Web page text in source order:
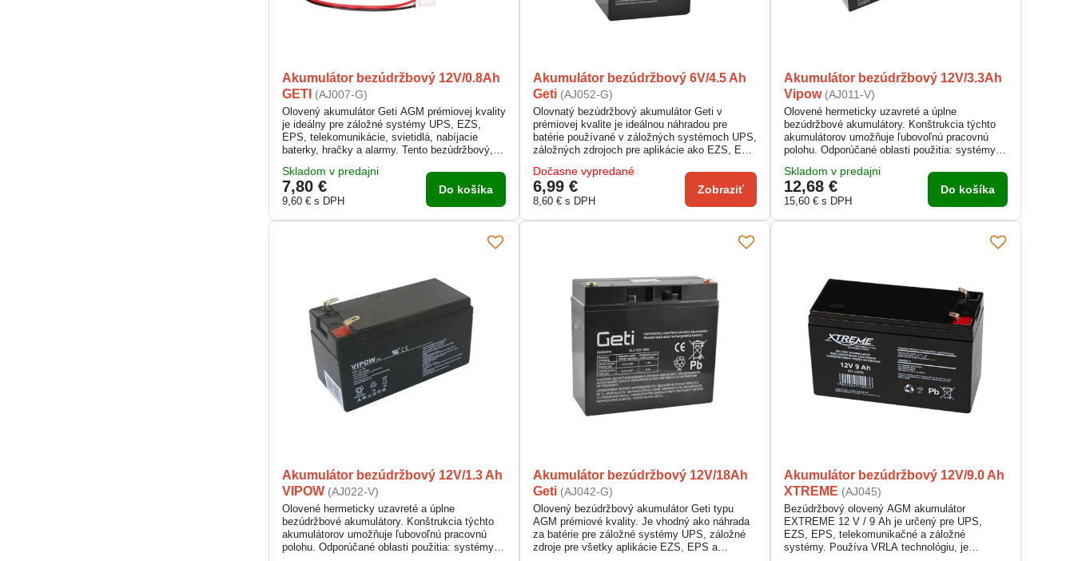
Akumulátor bezúdržbový 12V/0.8Ah
GETI (AJ007-G)
Olovený akumulátor Geti AGM prémiovej kvality
je ideálny pre záložné systémy UPS, EZS,
EPS, telekomunikácie, svietidlá, nabíjacie
baterky, hračky a alarmy. Tento bezúdržbový,
prevádzku v akejkoľvek polohe, čo z neho robí
spoľahlivé riešenie pre rôzne aplikácie. Vhodný
je pre zariadenia vyžadujúce nepretržitú
Skladom v predajni
7,80 €
9,60 €s DPH
Do košíka
Akumulátor bezúdržbový 6V/4.5 Ah
Geti (AJ052-G)
Olovnatý bezúdržbový akumulátor Geti v
prémiovej kvalite je ideálnou náhradou pre
batérie používané v záložných systémoch UPS,
záložných zdrojoch pre aplikácie ako EZS, EPS
a nabíjacie baterky. Je vhodný tiež pre hračky,
riadiace systémy, alarmy a rôzne výstražné
mobilné a signalizačné zariadenia. Tento
Dočasne vypredané
6,99 €
8,60 €s DPH
Zobraziť
Akumulátor bezúdržbový 12V/3.3Ah
Vipow (AJ011-V)
Olovené hermeticky uzavreté a úplne
bezúdržbové akumulátory. Konštrukcia týchto
akumulátorov umožňuje ľubovoľnú pracovnú
polohu. Odporúčané oblasti použitia: systémy
telekomunikácie, záložné svietidlá a nabíjacie
svietidlá, výstražné mobilné a signalizačné
zariadenia a pod.
Skladom v predajni
12,68 €
15,60 €s DPH
Do košíka
Akumulátor bezúdržbový 12V/1.3 Ah
VIPOW (AJ022-V)
Olovené hermeticky uzavreté a úplne
bezúdržbové akumulátory. Konštrukcia týchto
akumulátorov umožňuje ľubovoľnú pracovnú
polohu. Odporúčané oblasti použitia: systémy
Akumulátor bezúdržbový 12V/18Ah
Geti (AJ042-G)
Olovený bezúdržbový akumulátor Geti typu
AGM prémiové kvality. Je vhodný ako náhrada
za batérie pre záložné systémy UPS, záložné
zdroje pre všetky aplikácie EZS, EPS a
Akumulátor bezúdržbový 12V/9.0 Ah
XTREME (AJ045)
Bezúdržbový olovený AGM akumulátor
EXTREME 12 V / 9 Ah je určený pre UPS,
EZS, EPS, telekomunikačné a záložné
systémy. Používa VRLA technológiu, je